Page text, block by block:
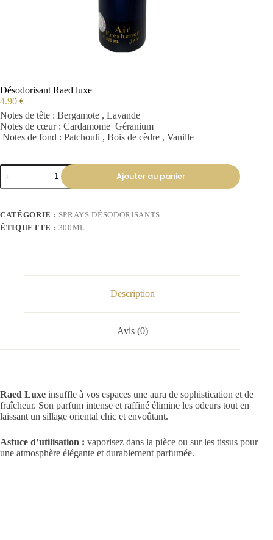
Désodorisant Raed luxe
4.90 €
Notes de tête : Bergamote , Lavande
Notes de cœur : Cardamome Géranium
Notes de fond : Patchouli , Bois de cèdre , Vanille
Ajouter au panier
CATÉGORIE : SPRAYS DÉSODORISANTS
ÉTIQUETTE : 300ML
Description
Avis (0)
Raed Luxe insuffle à vos espaces une aura de sophistication et de
fraîcheur. Son parfum intense et raffiné élimine les odeurs tout en
laissant un sillage oriental chic et envoûtant.
Astuce d’utilisation : vaporisez dans la pièce ou sur les tissus pour
une atmosphère élégante et durablement parfumée.